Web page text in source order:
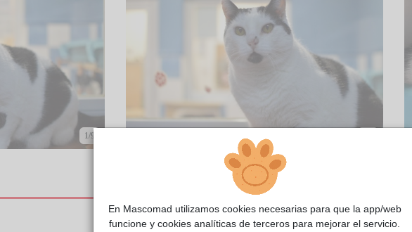
1/9
En Mascomad utilizamos cookies necesarias para que la app/web
funcione y cookies analíticas de terceros para mejorar el servicio.